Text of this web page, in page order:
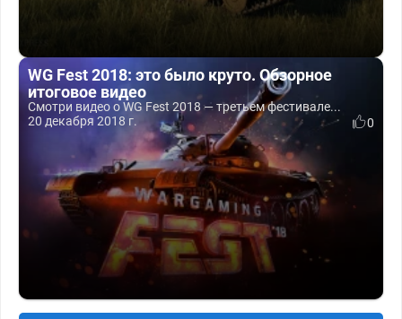
WG Fest 2018: это было круто. Обзорное
итоговое видео
Смотри видео о WG Fest 2018 — третьем фестивале...
20 декабря 2018 г.
0